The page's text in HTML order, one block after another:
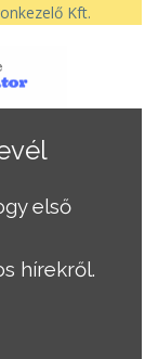
Kft.
első
hírekről.